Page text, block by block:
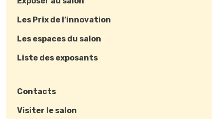
Les Prix de l’innovation
Les espaces du salon
Liste des exposants
Contacts
Visiter le salon